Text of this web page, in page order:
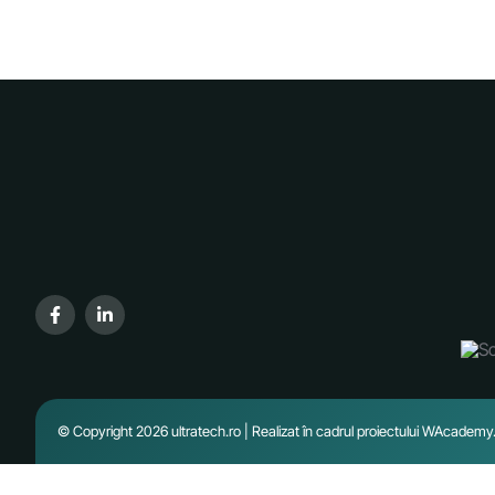
© Copyright 2026 ultratech.ro | Realizat în cadrul proiectului